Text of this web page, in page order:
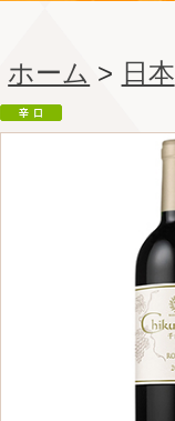
ホーム > 日本